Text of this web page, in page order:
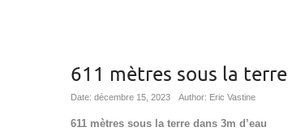
611 mètres sous la terre
Date: décembre 15, 2023 Author: Eric Vastine
611 mètres sous la terre dans 3m d’eau